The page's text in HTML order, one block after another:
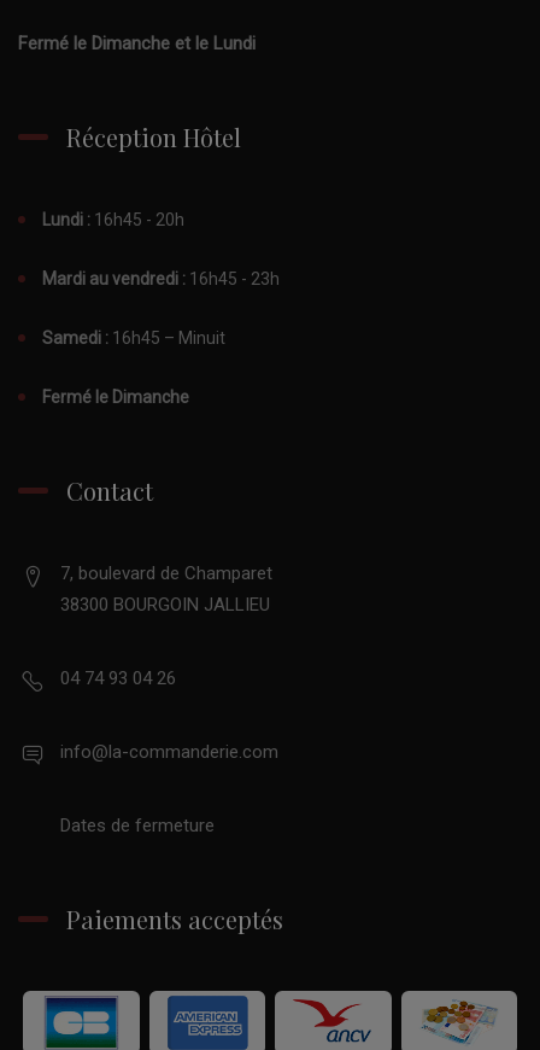
Fermé le Dimanche et le Lundi
Réception Hôtel
Lundi : 16h45 - 20h
Mardi au vendredi : 16h45 - 23h
Samedi : 16h45 – Minuit
Fermé le Dimanche
Contact
7, boulevard de Champaret
38300 BOURGOIN JALLIEU
04 74 93 04 26
info@la-commanderie.com
Dates de fermeture
Paiements acceptés